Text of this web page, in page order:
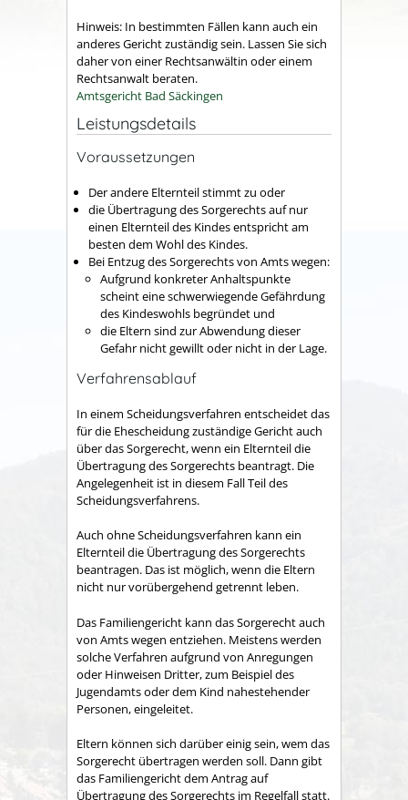
Hinweis: In bestimmten Fällen kann auch ein
anderes Gericht zuständig sein. Lassen Sie sich
daher von einer Rechtsanwältin oder einem
Rechtsanwalt beraten.
Amtsgericht Bad Säckingen
Leistungsdetails
Voraussetzungen
Der andere Elternteil stimmt zu oder
die Übertragung des Sorgerechts auf nur
einen Elternteil des Kindes entspricht am
besten dem Wohl des Kindes.
Bei Entzug des Sorgerechts von Amts wegen:
Aufgrund konkreter Anhaltspunkte
scheint eine schwerwiegende Gefährdung
des Kindeswohls begründet und
die Eltern sind zur Abwendung dieser
Gefahr nicht gewillt oder nicht in der Lage.
Verfahrensablauf
In einem Scheidungsverfahren entscheidet das
für die Ehescheidung zuständige Gericht auch
über das Sorgerecht, wenn ein Elternteil die
Übertragung des Sorgerechts beantragt. Die
Angelegenheit ist in diesem Fall Teil des
Scheidungsverfahrens.
Auch ohne Scheidungsverfahren kann ein
Elternteil die Übertragung des Sorgerechts
beantragen. Das ist möglich, wenn die Eltern
nicht nur vorübergehend getrennt leben.
Das Familiengericht kann das Sorgerecht auch
von Amts wegen entziehen. Meistens werden
solche Verfahren aufgrund von Anregungen
oder Hinweisen Dritter,zum Beispiel des
Jugendamtsoder dem Kind nahestehender
Personen, eingeleitet.
Eltern können sich darüber einig sein, wem das
Sorgerecht übertragen werden soll. Dann gibt
das Familiengericht dem Antrag auf
Übertragung des Sorgerechts im Regelfall statt.